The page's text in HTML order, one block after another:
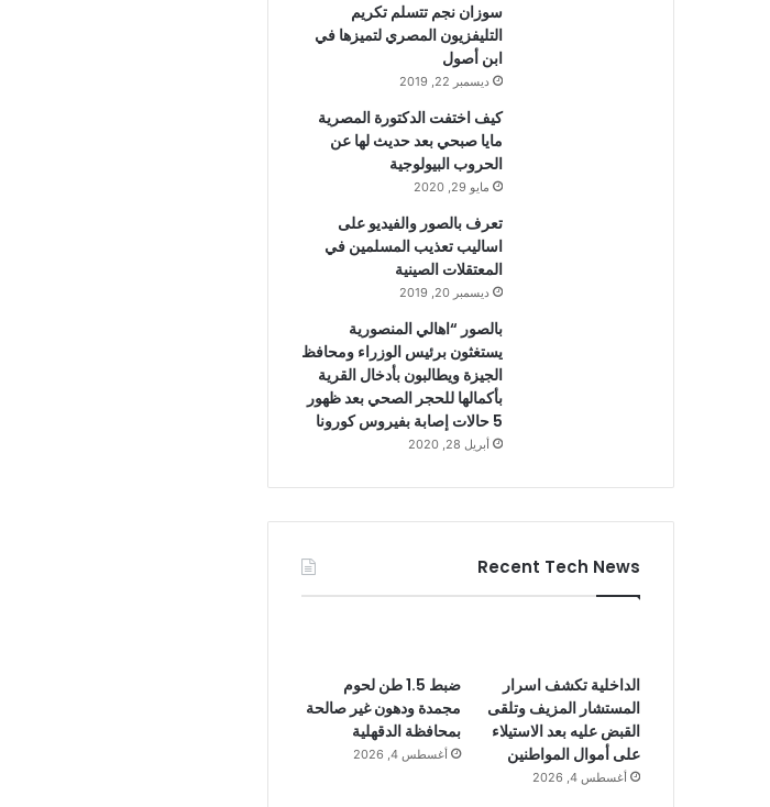
سوزان نجم تتسلم تكريم
التليفزيون المصري لتميزها في
ابن أصول
ديسمبر 22, 2019
كيف اختفت الدكتورة المصرية
مايا صبحي بعد حديث لها عن
الحروب البيولوجية
مايو 29, 2020
تعرف بالصور والفيديو على
اساليب تعذيب المسلمين في
المعتقلات الصينية
ديسمبر 20, 2019
بالصور “اهالي المنصورية
يستغثون برئيس الوزراء ومحافظ
الجيزة ويطالبون بأدخال القرية
بأكمالها للحجر الصحي بعد ظهور
5 حالات إصابة بفيروس كورونا
أبريل 28, 2020
Recent Tech News
الداخلية تكشف اسرار
المستشار المزيف وتلقى
القبض عليه بعد الاستيلاء
على أموال المواطنين
أغسطس 4, 2026
ضبط 1.5 طن لحوم
مجمدة ودهون غير صالحة
بمحافظة الدقهلية
أغسطس 4, 2026